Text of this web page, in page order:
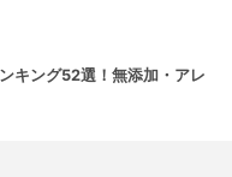
キング52選！無添加・アレ